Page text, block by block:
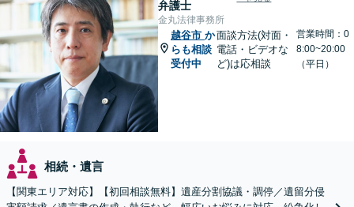
弁護士
金丸法律事務所
越谷市 か
らも相談
受付中
面談方法(対面・
電話・ビデオな
ど)は応相談
営業時間：0
8:00~20:00
（平日）
相続・遺言
【関東エリア対応】【初回相談無料】遺産分割協議・調停／遺留分侵